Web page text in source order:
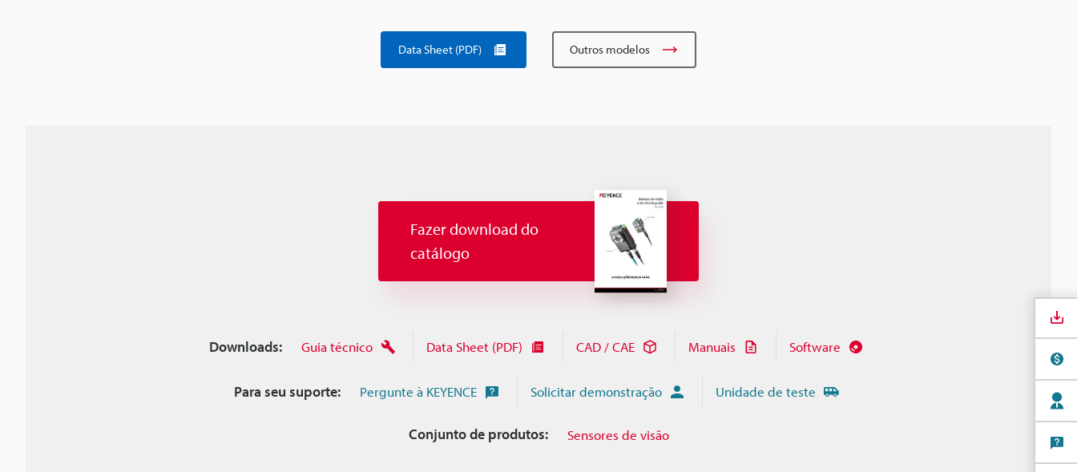
Data Sheet (PDF) Outros modelos
Fazer download do
catálogo
Downloads: Guia técnico Data Sheet (PDF) CAD / CAE Manuais Software
Para seu suporte: Pergunte à KEYENCE Solicitar demonstração Unidade de teste
Conjunto de produtos: Sensores de visão